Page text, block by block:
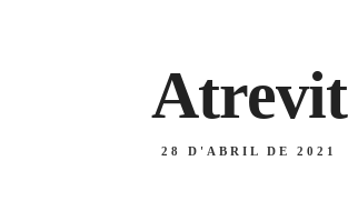
Atrevit
28 D'ABRIL DE 2021